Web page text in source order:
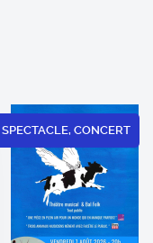
SPECTACLE, CONCERT